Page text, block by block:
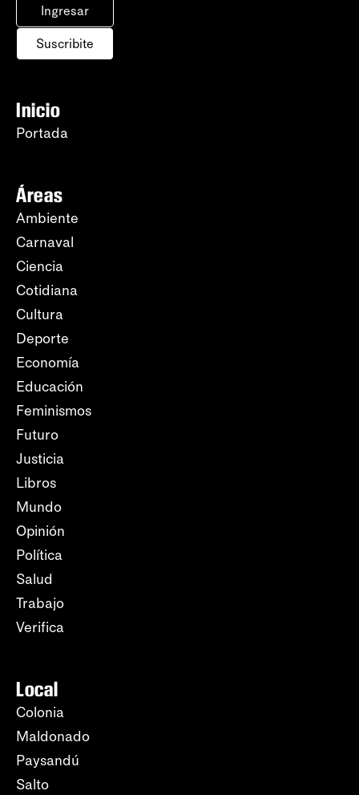
Ingresar
Suscribite
Inicio
Portada
Áreas
Ambiente
Carnaval
Ciencia
Cotidiana
Cultura
Deporte
Economía
Educación
Feminismos
Futuro
Justicia
Libros
Mundo
Opinión
Política
Salud
Trabajo
Verifica
Local
Colonia
Maldonado
Paysandú
Salto